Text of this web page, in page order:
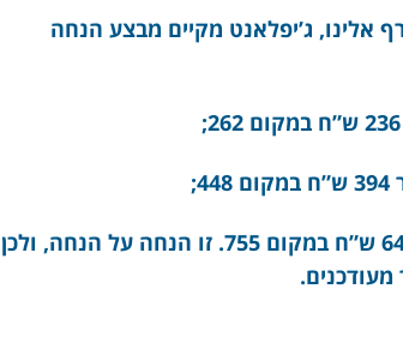
אלינו, ג’יפלאנט מקיים מבצע הנחה
וההנחה למינוי של 24 חודשים היא 15%, כלומר 642 ש”ח במקום 755. זו הנחה על הנחה, ולכן